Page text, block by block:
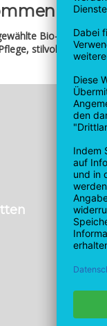
bei
Bio-
stilvolle
⚠️ Vertrag
⭐Ihre
Unser
So löse
Impressum
AGB
Garantie -